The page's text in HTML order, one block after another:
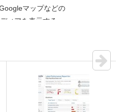
マップなどの
ディアを表示する